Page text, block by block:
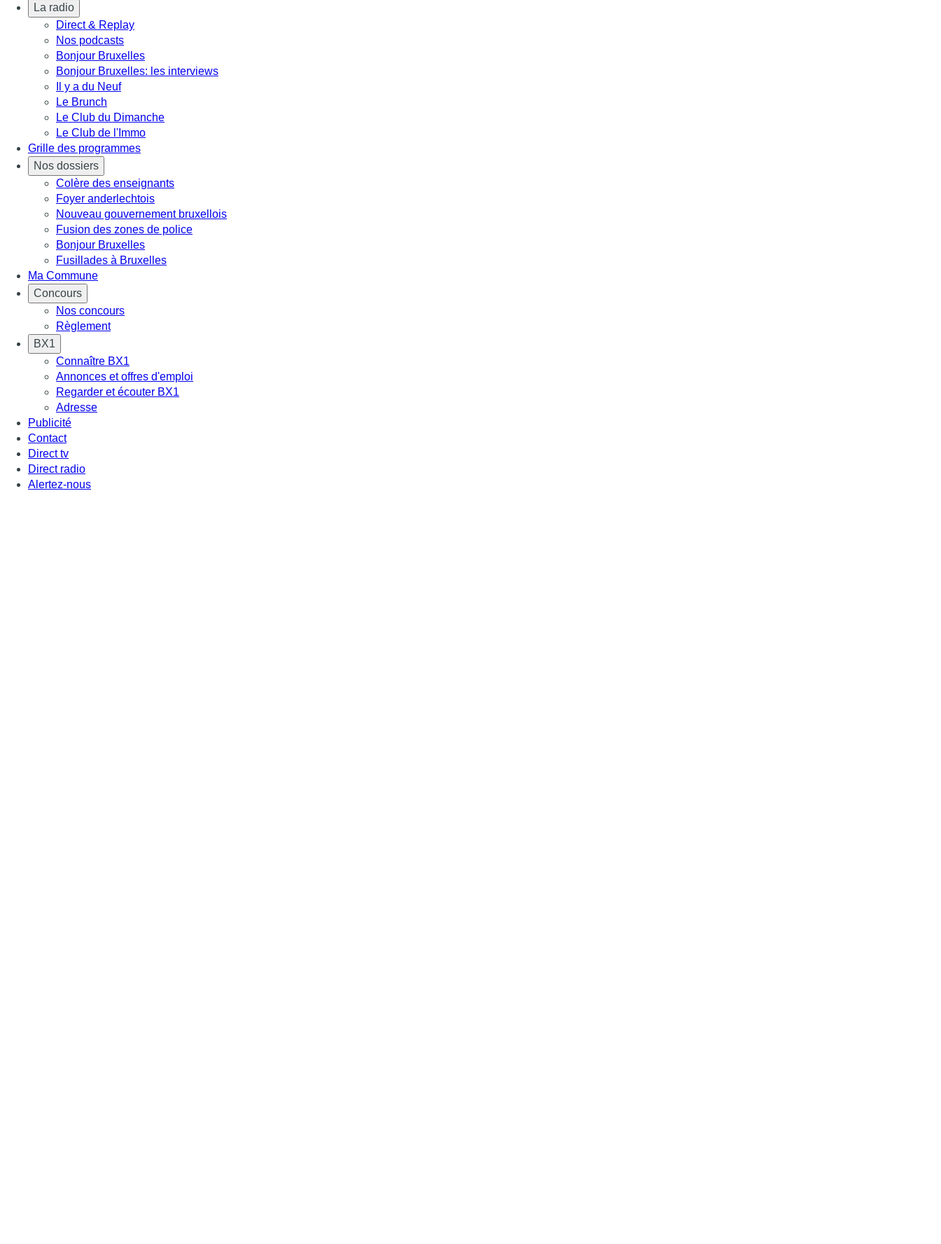
La radio
Direct & Replay
Nos podcasts
Bonjour Bruxelles
Bonjour Bruxelles: les interviews
Il y a du Neuf
Le Brunch
Le Club du Dimanche
Le Club de l'Immo
Grille des programmes
Nos dossiers
Colère des enseignants
Foyer anderlechtois
Nouveau gouvernement bruxellois
Fusion des zones de police
Bonjour Bruxelles
Fusillades à Bruxelles
Ma Commune
Concours
Nos concours
Règlement
BX1
Connaître BX1
Annonces et offres d'emploi
Regarder et écouter BX1
Adresse
Publicité
Contact
Direct tv
Direct radio
Alertez-nous